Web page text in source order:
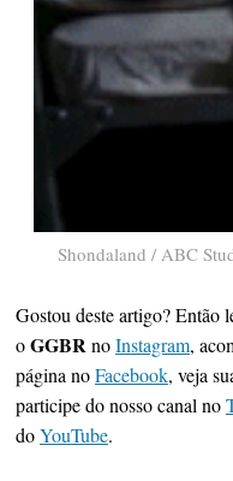
Shondaland / ABC
Gostou deste artigo? Então
oGGBRnoInstagram,
página noFacebook, veja
participe do nosso canal no
doYouTube.